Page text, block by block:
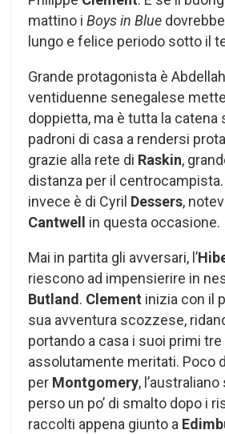
mattino i Boys in Blue
lungo e felice periodo sotto il
Grande protagonista è Abdellah
ventiduenne senegalese
doppietta, ma è tutta la catena
padroni di casa a rendersi
grazie alla rete di Raskin,
distanza per il
invece è di Cyril Dessers,
Cantwell
in questa occasione.
Mai in partita gli avversari, l’
riescono ad impensierire in
Butland . Clement inizia con il
sua avventura scozzese,
portando a casa i suoi primi tre
assolutamente meritati. Poco
per Montgomery,
perso un po’ di smalto dopo i
raccolti appena giunto a